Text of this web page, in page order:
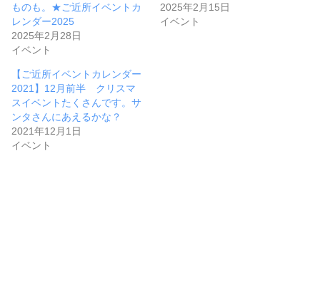
ものも。★ご近所イベントカ
レンダー2025
2025年2月28日
イベント
2025年2月15日
イベント
【ご近所イベントカレンダー
2021】12月前半 クリスマ
スイベントたくさんです。サ
ンタさんにあえるかな？
2021年12月1日
イベント